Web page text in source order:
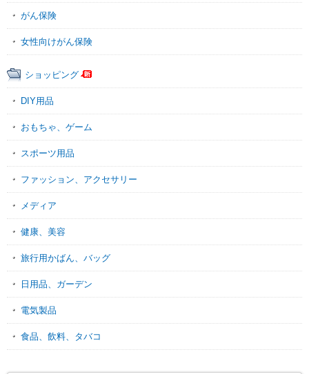
がん保険
女性向けがん保険
ショッピング
DIY用品
おもちゃ、ゲーム
スポーツ用品
ファッション、アクセサリー
メディア
健康、美容
旅行用かばん、バッグ
日用品、ガーデン
電気製品
食品、飲料、タバコ